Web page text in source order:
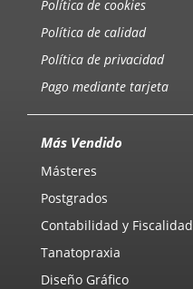
Política de cookies
Política de calidad
Política de privacidad
Pago mediante tarjeta
Más Vendido
Másteres
Postgrados
Contabilidad y Fiscalidad
Tanatopraxia
Diseño Gráfico